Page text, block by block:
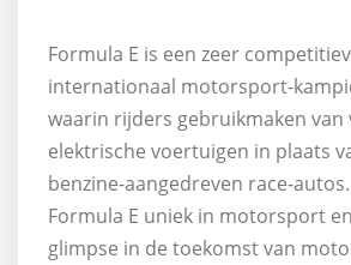
Formula E is een zeer
internationaal motorsport-
waarin rijders gebruikmaken van
elektrische voertuigen in plaats
benzine-aangedreven race-
Formula E uniek in motorsport
glimpse in de toekomst van